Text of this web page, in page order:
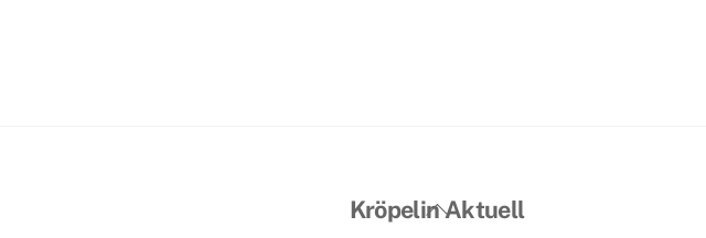
Back
Kröpelin Aktuell